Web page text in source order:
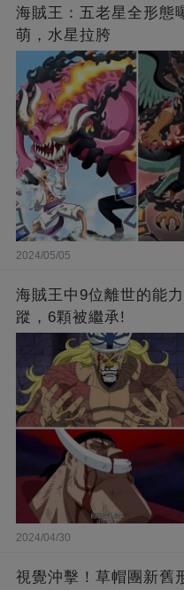
海賊王：五老星全形態
萌，水星拉胯
2024/05/05
海賊王中9位離世的能
蹤，6顆被繼承!
2024/04/30
視覺沖擊！草帽團新舊